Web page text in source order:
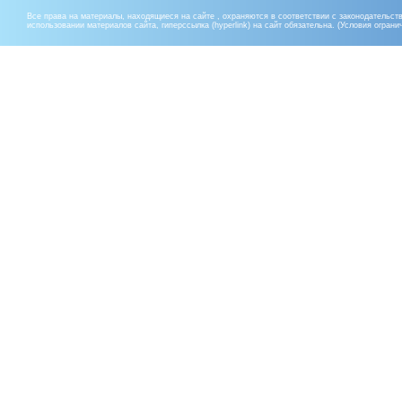
Все права на материалы, находящиеся на сайте , охраняются в соответствии с
использовании материалов сайта, гиперссылка (hyperlink) на сайт обязательна. (Условия